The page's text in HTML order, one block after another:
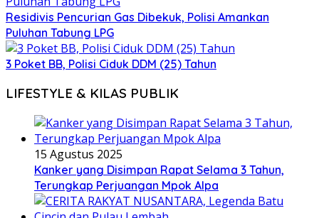
Residivis Pencurian Gas Dibekuk, Polisi Amankan
Puluhan Tabung LPG
3 Poket BB, Polisi Ciduk DDM (25) Tahun
LIFESTYLE & KILAS PUBLIK
15 Agustus 2025
Kanker yang Disimpan Rapat Selama 3 Tahun,
Terungkap Perjuangan Mpok Alpa